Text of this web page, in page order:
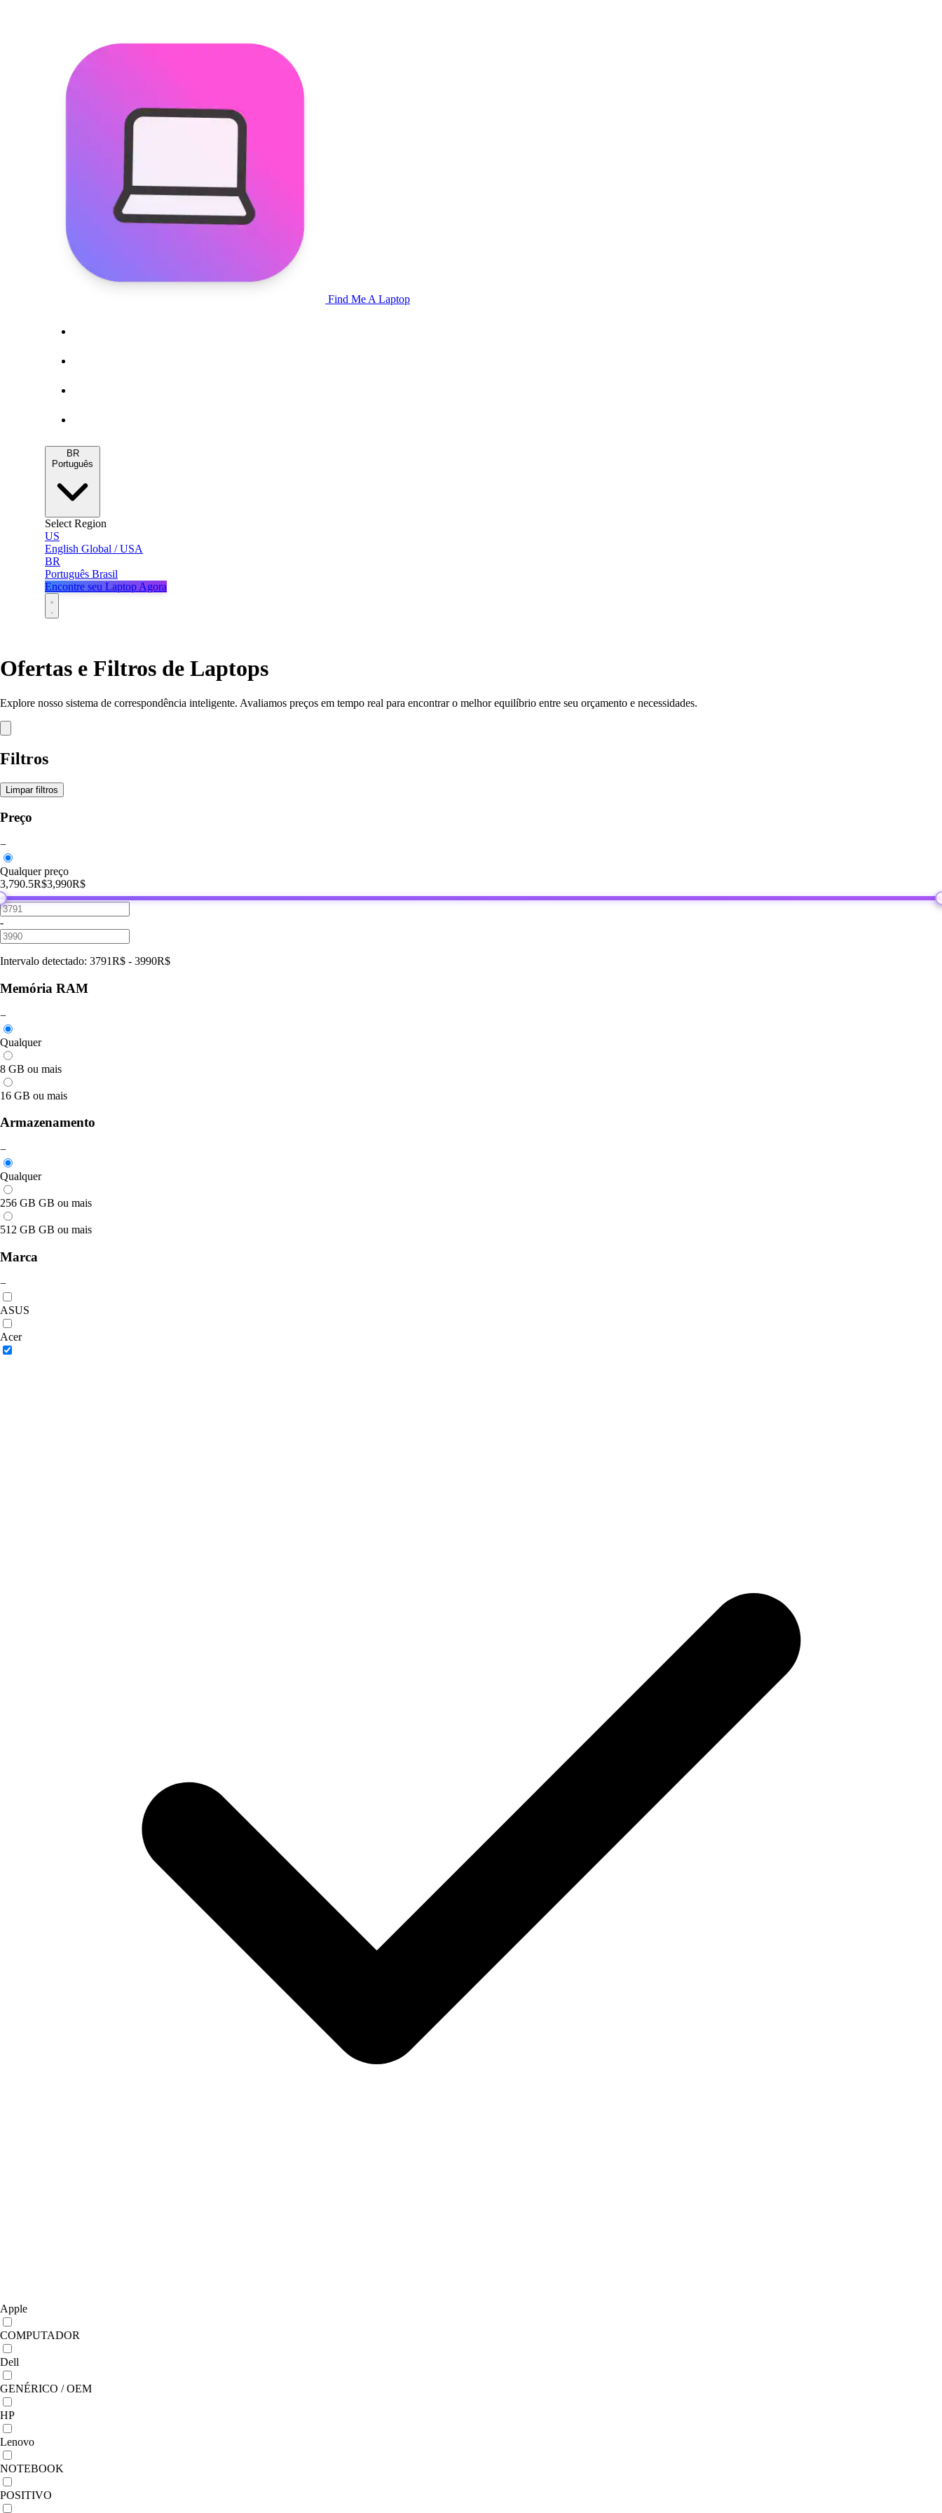
Find Me A Laptop
BR
Português
Select Region
US
English Global / USA
BR
Português Brasil
Encontre seu Laptop Agora
Ofertas e Filtros de Laptops
Explore nosso sistema de correspondência inteligente. Avaliamos preços em tempo real para encontrar o melhor equilíbrio entre seu orçamento e necessidades.
Filtros
Limpar filtros
Preço
−
Qualquer preço
3,790.5R$3,990R$
-
Intervalo detectado: 3791R$ - 3990R$
Memória RAM
−
Qualquer
8 GB ou mais
16 GB ou mais
Armazenamento
−
Qualquer
256 GB GB ou mais
512 GB GB ou mais
Marca
−
ASUS
Acer
Apple
COMPUTADOR
Dell
GENÉRICO / OEM
HP
Lenovo
NOTEBOOK
POSITIVO